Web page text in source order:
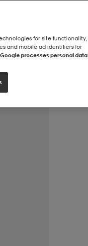
for site functionality,
and mobile ad identifiers for
processes personal data